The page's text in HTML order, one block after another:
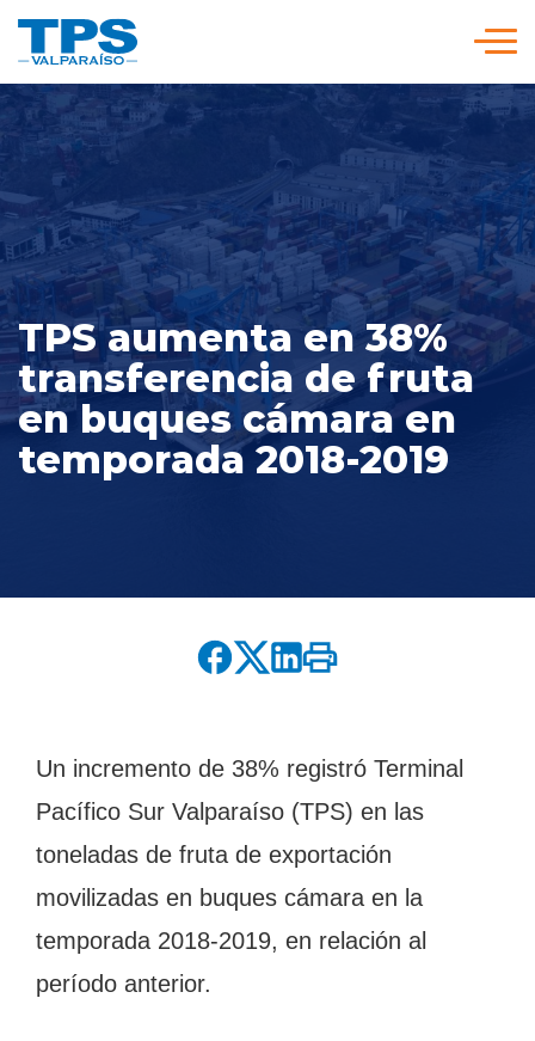
Somos TPS
Nuestra Visión Estratégica
Servicios y Tarifas
Políticas y Procedimientos
Prensa
TPS aumenta en 38%
transferencia de fruta
en buques cámara en
temporada 2018-2019
Un incremento de 38% registró Terminal
Pacífico Sur Valparaíso (TPS) en las
toneladas de fruta de exportación
movilizadas en buques cámara en la
temporada 2018-2019, en relación al
período anterior.